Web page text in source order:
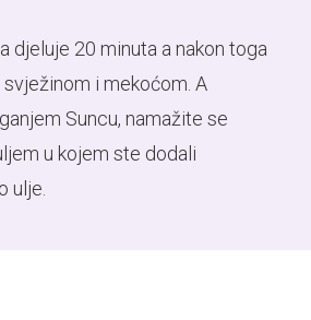
djeluje 20 minuta a nakon toga
i mekoćom. A
Suncu, namažite se
u kojem ste dodali
ulje.